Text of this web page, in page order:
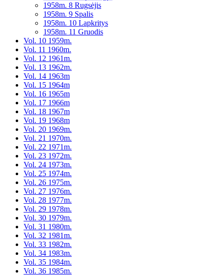
1958m. 8 Rugsėjis
1958m. 9 Spalis
1958m. 10 Lapkritys
1958m. 11 Gruodis
Vol. 10 1959m.
Vol. 11 1960m.
Vol. 12 1961m.
Vol. 13 1962m.
Vol. 14 1963m
Vol. 15 1964m
Vol. 16 1965m
Vol. 17 1966m
Vol. 18 1967m
Vol. 19 1968m
Vol. 20 1969m.
Vol. 21 1970m.
Vol. 22 1971m.
Vol. 23 1972m.
Vol. 24 1973m.
Vol. 25 1974m.
Vol. 26 1975m.
Vol. 27 1976m.
Vol. 28 1977m.
Vol. 29 1978m.
Vol. 30 1979m.
Vol. 31 1980m.
Vol. 32 1981m.
Vol. 33 1982m.
Vol. 34 1983m.
Vol. 35 1984m.
Vol. 36 1985m.